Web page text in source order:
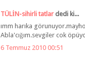
TÜLİN-sihirli tatlar dedi ki...
ımm harıka
Abla'cığım.sevgiler cok
6 Temmuz 2010 00:51